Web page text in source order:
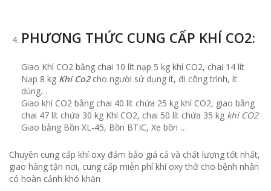
PHƯƠNG THỨC CUNG CẤP KHÍ CO2:
Giao Khí CO2 bằng chai 10 lít nạp 5 kg khí CO2, chai 14 lít
Nạp 8 kg Khí Co2cho người sử dụng ít, đi công trình, ít
dùng…
Giao khí CO2 bằng chai 40 lít chứa 25 kg khí CO2, giao bằng
chai 47 lít chứa 30 kg Khí CO2, chai 50 lít chứa 35 kg khí CO2
Giao bằng Bồn XL-45, Bồn BTIC, Xe bồn …
Chuyên cung cấp khí oxy đảm bảo giá cả và chất lượng tốt nhất,
giao hàng tận nơi, cung cấp miễn phí khí oxy thở cho bệnh nhân
có hoàn cảnh khó khăn